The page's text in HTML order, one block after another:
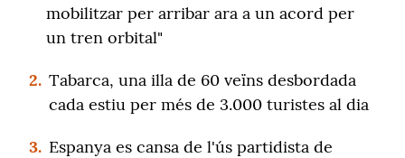
mobilitzar per arribar ara a un acord per
un tren orbital"
2. Tabarca, una illa de 60 veïns desbordada
cada estiu per més de 3.000 turistes al dia
3. Espanya es cansa de l'ús partidista de